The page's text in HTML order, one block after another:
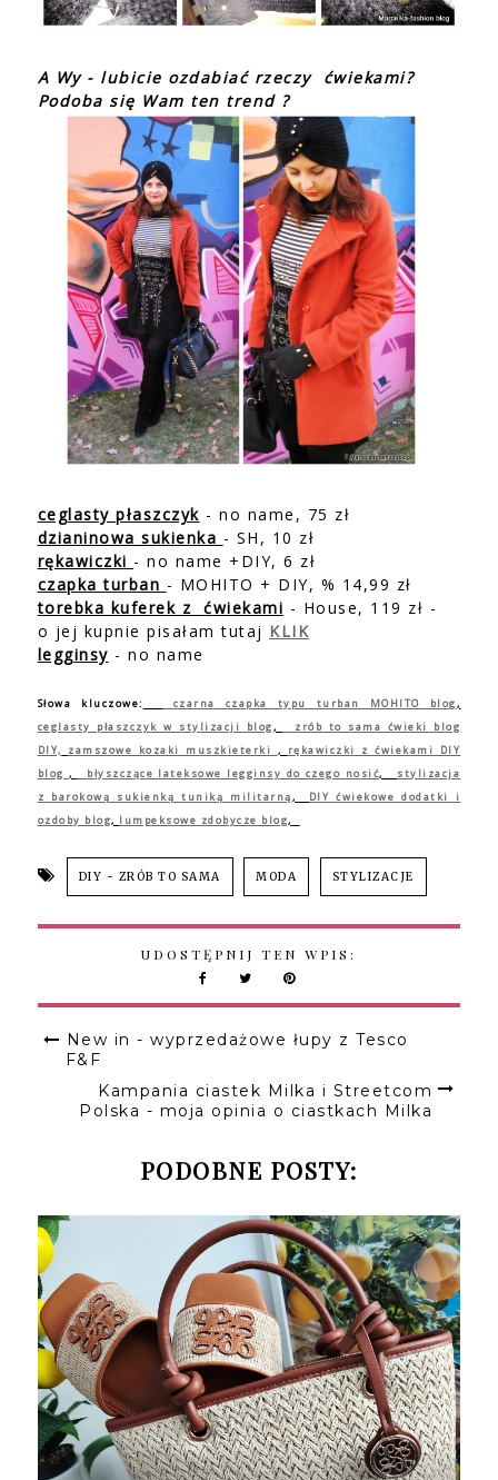
A Wy - lubicie ozdabiać rzeczy ćwiekami?
Podoba się Wam ten trend ?
ceglasty płaszczyk - no name, 75 zł
dzianinowa sukienka - SH, 10 zł
rękawiczki - no name +DIY, 6 zł
czapka turban - MOHITO + DIY, % 14,99 zł
torebka kuferek z ćwiekami - House, 119 zł -
o jej kupnie pisałam tutaj KLIK
legginsy - no name
Słowa kluczowe: czarna czapka typu turban MOHITO blog,
ceglasty płaszczyk w stylizacji blog,
zrób to sama ćwieki blog
DIY,
zamszowe kozaki muszkieterki , rękawiczki z ćwiekami DIY
blog , błyszczące lateksowe legginsy do czego nosić, stylizacja
z barokową sukienką tuniką militarną, DIY ćwiekowe dodatki i
ozdoby blog, lumpeksowe zdobycze blog,
DIY - ZRÓB TO SAMA MODA STYLIZACJE
UDOSTĘPNIJ TEN WPIS:
New in - wyprzedażowe łupy z Tesco
F&F
Kampania ciastek Milka i Streetcom
Polska - moja opinia o ciastkach Milka
PODOBNE POSTY: